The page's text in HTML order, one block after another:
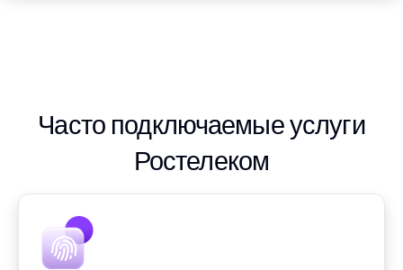
Часто подключаемые услуги
Ростелеком